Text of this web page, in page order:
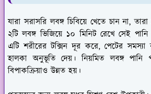
যারা সরাসরি লবঙ্গ চিবিয়ে খেতে চান না,
২টি লবঙ্গ ভিজিয়ে ১০ মিনিট রেখে সেই
এটি শরীরের টক্সিন দূর করে, পেটের
হালকা অনুভূতি দেয়। নিয়মিত লবঙ্গ পানি
বিপাকক্রিয়াও উন্নত হয়।